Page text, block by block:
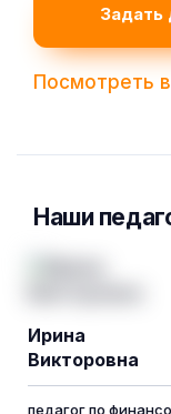
Задать
Посмотреть
Наши
Ирина
Викторовна
педагог по